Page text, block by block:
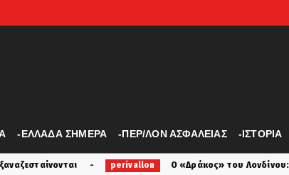
-ΕΛΛΑΔΑ ΣΗΜΕΡΑ -ΠΕΡ/ΛΟΝ ΑΣΦΑΛΕΙΑΣ -ΙΣΤΟΡΙΑ
perivallon Ο «Δράκος» του Λονδίνου: 40χρονος με